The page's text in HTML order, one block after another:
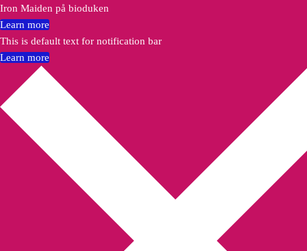
Iron Maiden på bioduken
Learn more
This is default text for notification bar
Learn more